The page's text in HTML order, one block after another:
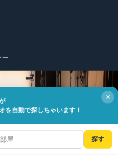
ー
all right reserved.
を自動で探しちゃいます！
×
探す